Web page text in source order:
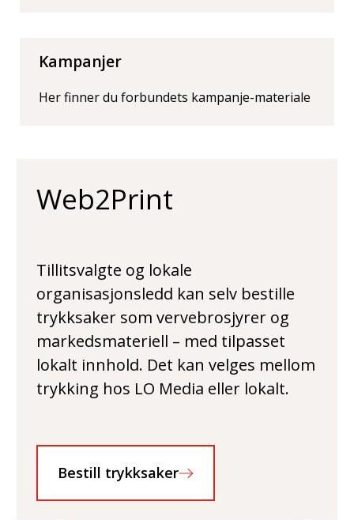
Kampanjer
Her finner du forbundets kampanje-materiale
Web2Print
Tillitsvalgte og lokale
organisasjonsledd kan selv bestille
trykksaker som vervebrosjyrer og
markedsmateriell – med tilpasset
lokalt innhold. Det kan velges mellom
trykking hos LO Media eller lokalt.
Bestill trykksaker